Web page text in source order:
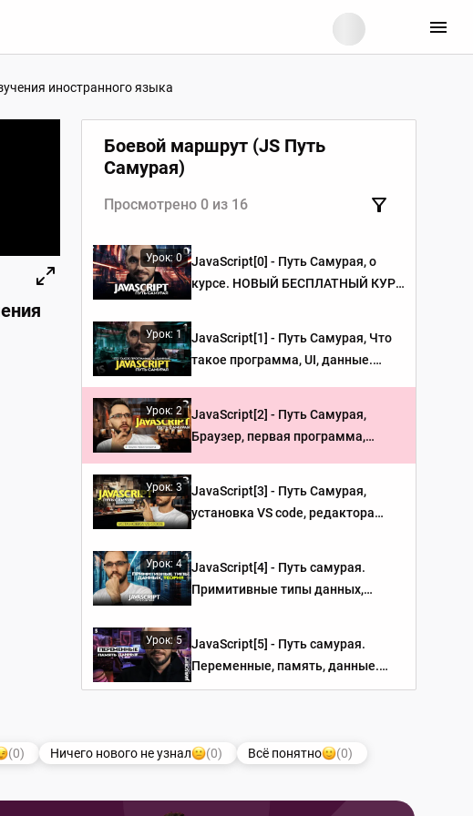
иностранного языка
(0) Ничего нового не узнал (0) Всё понятно
(0)
Боевой маршрут (JS Путь
Самурая)
Просмотрено 0 из 16
Урок: 0
JavaScript[0] - Путь Самурая, о
курсе. НОВЫЙ БЕСПЛАТНЫЙ КУРС
Урок: 1
JavaScript[1] - Путь Самурая, Что
такое программа, UI, данные.
Урок: 2
JavaScript[2] - Путь Самурая,
Браузер, первая программа,
Урок: 3
JavaScript[3] - Путь Самурая,
установка VS code, редактора
Урок: 4
JavaScript[4] - Путь самурая.
Примитивные типы данных,
Урок: 5
JavaScript[5] - Путь самурая.
Переменные, память, данные.
НОВЫЙ БЕСПЛАТНЫЙ КУРС IT-
Практика + домашнее задание.